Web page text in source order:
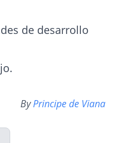
de desarrollo
ByPrincipe de Viana